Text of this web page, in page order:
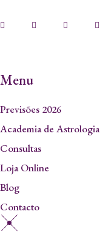
Menu
Previsões 2026
Academia de Astrologia
Consultas
Loja Online
Blog
Contacto